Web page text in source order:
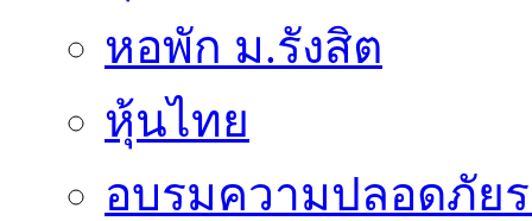
หอพัก ม.รังสิต
หุ้นไทย
อบรมความปลอดภัย